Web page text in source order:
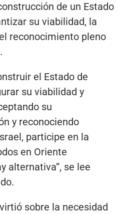
de un Estado
su viabilidad, la
reconocimiento pleno
el Estado de
su viabilidad y
su
y reconociendo
participe en la
en Oriente
alternativa”, se lee
sobre la necesidad